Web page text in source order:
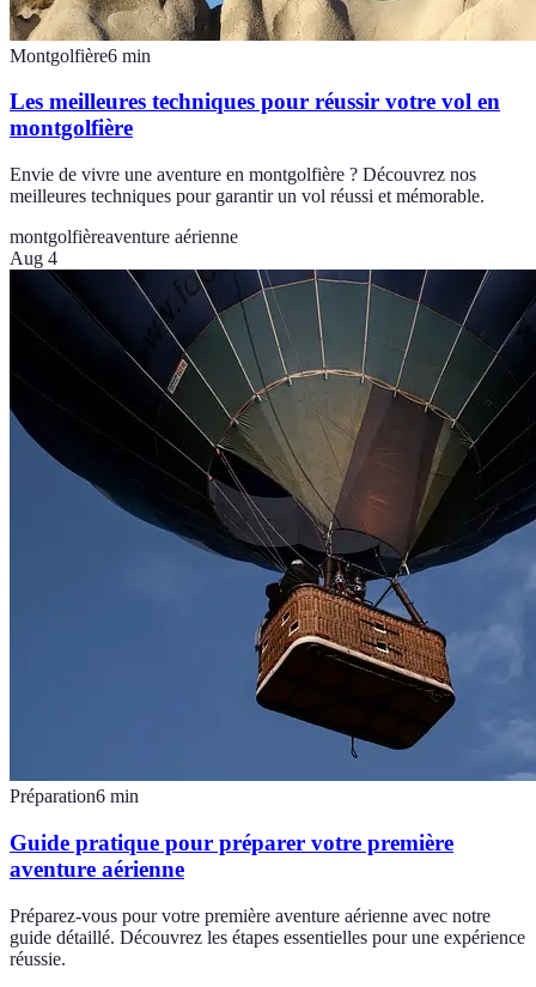
Montgolfière6 min
Les meilleures techniques pour réussir votre vol en
montgolfière
Envie de vivre une aventure en montgolfière ? Découvrez nos
meilleures techniques pour garantir un vol réussi et mémorable.
montgolfièreaventure aérienne
Aug 4
Préparation6 min
Guide pratique pour préparer votre première
aventure aérienne
Préparez-vous pour votre première aventure aérienne avec notre
guide détaillé. Découvrez les étapes essentielles pour une expérience
réussie.